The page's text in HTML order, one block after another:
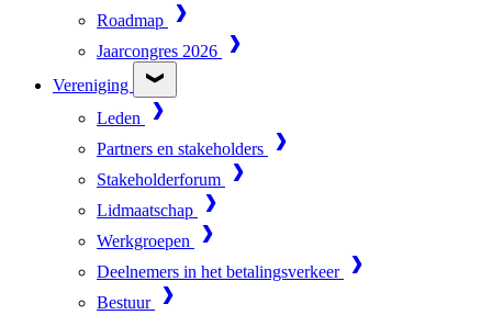
Roadmap
Jaarcongres 2026
Vereniging
Leden
Partners en stakeholders
Stakeholderforum
Lidmaatschap
Werkgroepen
Deelnemers in het betalingsverkeer
Bestuur